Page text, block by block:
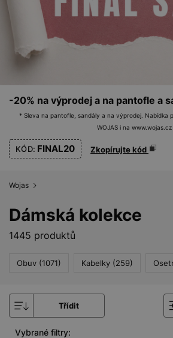
-20% na výprodej a na pantofle a
* Sleva na pantofle, sandály a na výprodej. Nabídka
WOJAS i na www.wojas.cz
KÓD: FINAL20 Zkopírujte kód
Wojas
Dámská kolekce
1445 produktů
Obuv (1071) Kabelky (259)
Třídit
Vybrané filtry: